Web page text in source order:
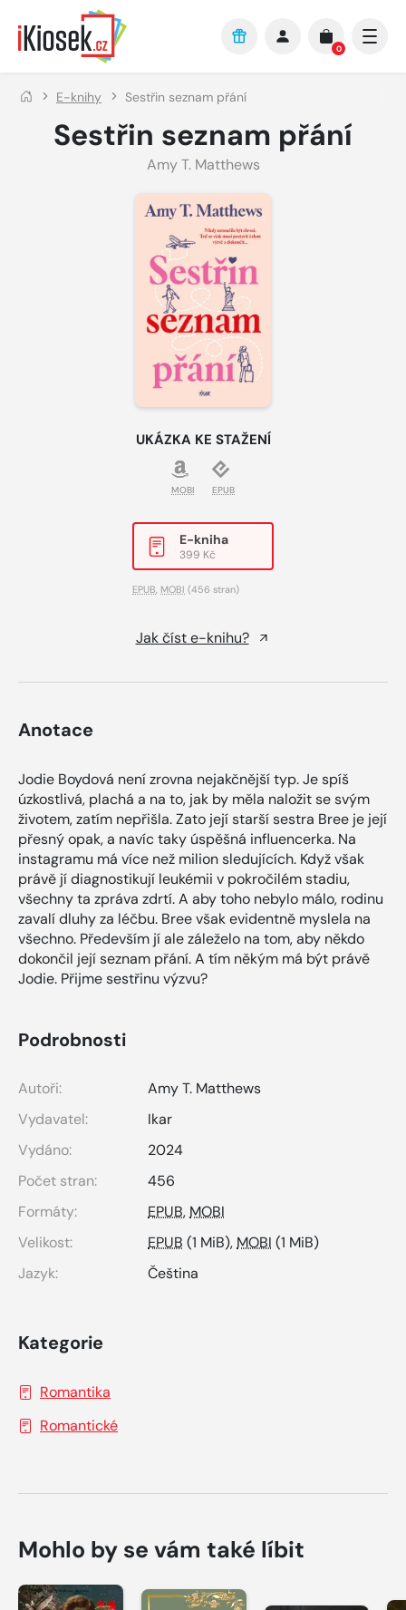
Přejít na hlavní obsah
0
E-knihy Sestřin seznam přání
Sestřin seznam přání
Amy T. Matthews
UKÁZKA KE STAŽENÍ
MOBI EPUB
E-kniha
399 Kč
EPUB, MOBI (456 stran)
Jak číst e-knihu?
Anotace
Jodie Boydová není zrovna nejakčnější typ. Je spíš
úzkostlivá, plachá a na to, jak by měla naložit se svým
životem, zatím nepřišla. Zato její starší sestra Bree je její
přesný opak, a navíc taky úspěšná influencerka. Na
instagramu má více než milion sledujících. Když však
právě jí diagnostikují leukémii v pokročilém stadiu,
všechny ta zpráva zdrtí. A aby toho nebylo málo, rodinu
zavalí dluhy za léčbu. Bree však evidentně myslela na
všechno. Především jí ale záleželo na tom, aby někdo
dokončil její seznam přání. A tím někým má být právě
Jodie. Přijme sestřinu výzvu?
Podrobnosti
Autoři:
Amy T. Matthews
Vydavatel:
Ikar
Vydáno:
2024
Počet stran:
456
Formáty:
EPUB,MOBI
Velikost:
EPUB (1 MiB),MOBI (1 MiB)
Jazyk:
Čeština
Kategorie
Romantika
Romantické
Mohlo by se vám také líbit